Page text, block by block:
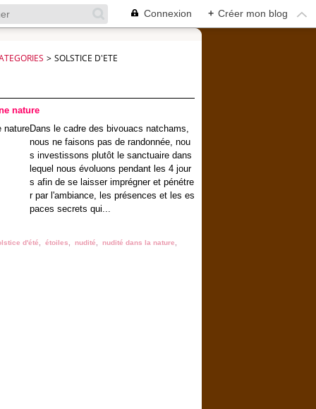
Connexion + Créer mon blog
> SOLSTICE D'ETE
nature
Dans le cadre des bivouacs natchams,
nous ne faisons pas de randonnée, nou
s investissons plutôt le sanctuaire dans
lequel nous évoluons pendant les 4 jour
s afin de se laisser imprégner et pénétre
r par l'ambiance, les présences et les es
paces secrets qui...
d'été étoiles nudité nudité dans la nature